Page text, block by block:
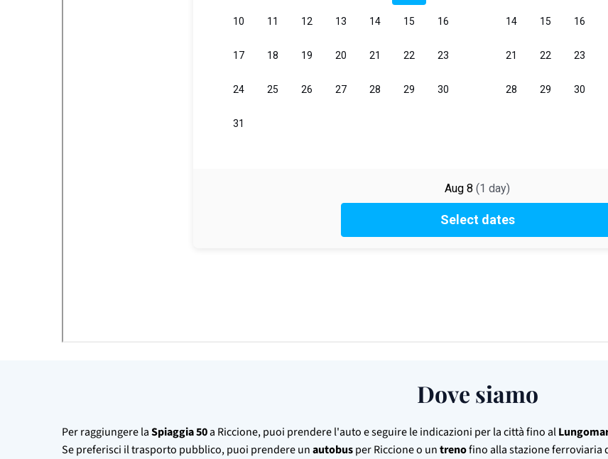
Dove siamo
Per raggiungere laSpiaggia 50a Riccione, puoi prendere l'auto e seguire le indicazioni per la città fino al
Se preferisci il trasporto pubblico, puoi prendere unautobusper Riccione o untrenofino alla stazione ferroviaria